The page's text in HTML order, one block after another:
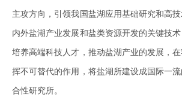
主攻方向，引领我国盐湖应用基础研究和高
内外盐湖产业发展和盐类资源开发的关键技术
培养高端科技人才，推动盐湖产业的发展，
挥不可替代的作用，将盐湖所建设成国际一
合性研究所。